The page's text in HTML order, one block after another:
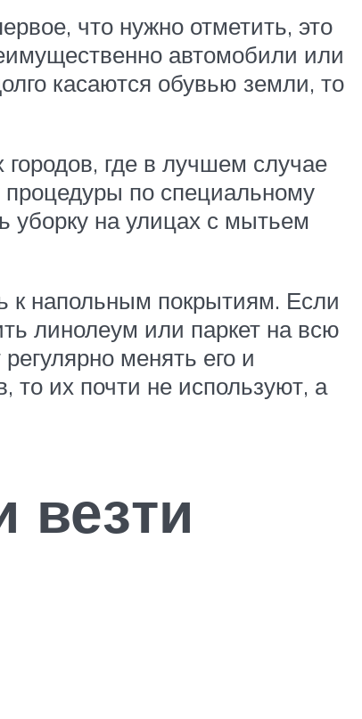
что нужно отметить, это
автомобили или
касаются обувью земли, то
где в лучшем случае
по специальному
уборку на улицах с мытьем
к напольным покрытиям. Если
линолеум или паркет на всю
менять его и
их почти не используют, а